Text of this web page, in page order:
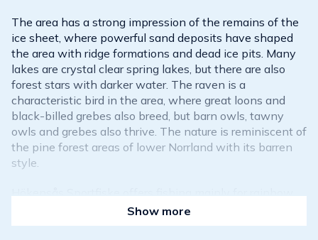
The area has a strong impression of the remains of the
ice sheet, where powerful sand deposits have shaped
the area with ridge formations and dead ice pits. Many
lakes are crystal clear spring lakes, but there are also
forest stars with darker water. The raven is a
characteristic bird in the area, where great loons and
black-billed grebes also breed, but barn owls, tawny
owls and grebes also thrive. The nature is reminiscent of
the pine forest areas of lower Norrland with its barren
style.
trout, trout and in Sänksjön also char. Essentially, we
release rainbow trout. The ratio of 80% rainbow and
Show more